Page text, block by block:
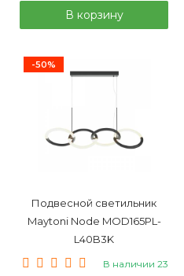
В корзину
-50%
Подвесной светильник
Maytoni Node MOD165PL-
L40B3K
В наличии 23